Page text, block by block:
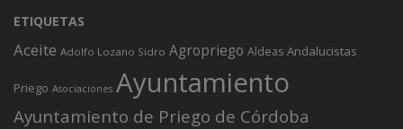
ETIQUETAS
Aceite Adolfo Lozano Sidro Agropriego Aldeas Andalucistas
Priego Asociaciones Ayuntamiento
Ayuntamiento de Priego de Córdoba